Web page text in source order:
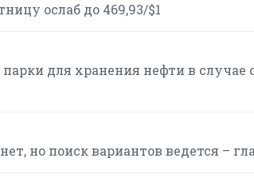
ослаб до 469,93/$1
для хранения нефти в случае
но поиск вариантов ведется –